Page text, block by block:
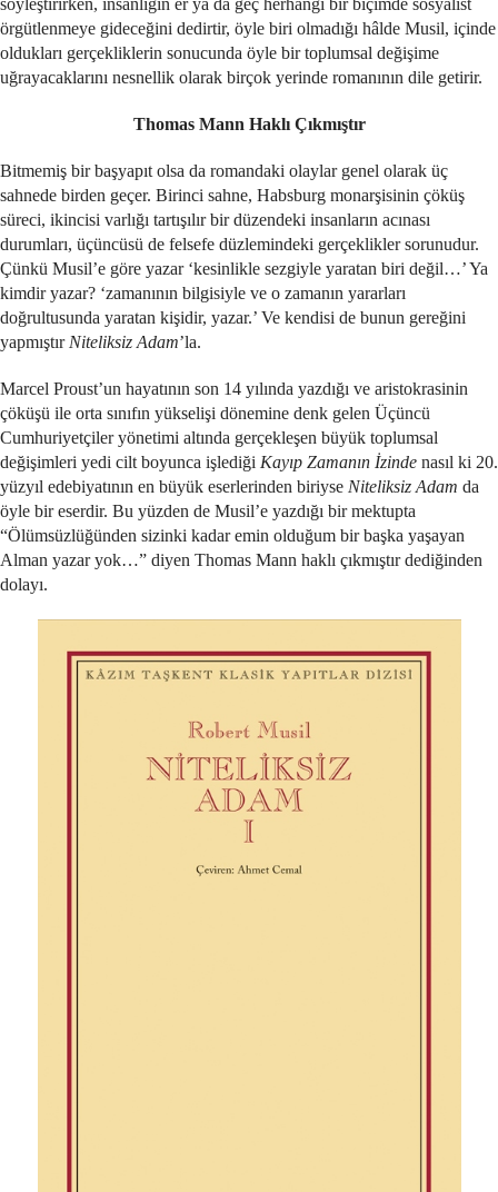
söyleştirirken, insanlığın er ya da geç herhangi bir biçimde sosyalist
örgütlenmeye gideceğini dedirtir, öyle biri olmadığı hâlde Musil, içinde
oldukları gerçekliklerin sonucunda öyle bir toplumsal değişime
uğrayacaklarını nesnellik olarak birçok yerinde romanının dile getirir.
Thomas Mann Haklı Çıkmıştır
Bitmemiş bir başyapıt olsa da romandaki olaylar genel olarak üç
sahnede birden geçer. Birinci sahne, Habsburg monarşisinin çöküş
süreci, ikincisi varlığı tartışılır bir düzendeki insanların acınası
durumları, üçüncüsü de felsefe düzlemindeki gerçeklikler sorunudur.
Çünkü Musil’e göre yazar ‘kesinlikle sezgiyle yaratan biri değil…’ Ya
kimdir yazar? ‘zamanının bilgisiyle ve o zamanın yararları
doğrultusunda yaratan kişidir, yazar.’ Ve kendisi de bunun gereğini
yapmıştır Niteliksiz Adam’la.
Marcel Proust’un hayatının son 14 yılında yazdığı ve aristokrasinin
çöküşü ile orta sınıfın yükselişi dönemine denk gelen Üçüncü
Cumhuriyetçiler yönetimi altında gerçekleşen büyük toplumsal
değişimleri yedi cilt boyunca işlediği Kayıp Zamanın İzinde nasıl ki 20.
yüzyıl edebiyatının en büyük eserlerinden biriyse Niteliksiz Adam da
öyle bir eserdir. Bu yüzden de Musil’e yazdığı bir mektupta
“Ölümsüzlüğünden sizinki kadar emin olduğum bir başka yaşayan
Alman yazar yok…” diyen Thomas Mann haklı çıkmıştır dediğinden
dolayı.